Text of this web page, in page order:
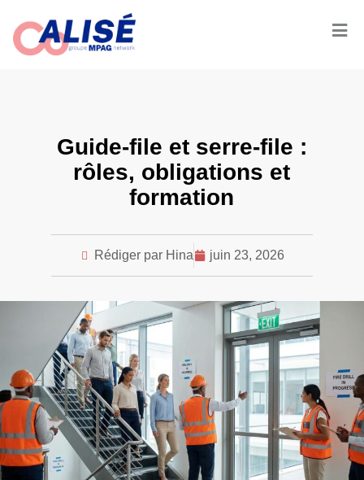
Guide-file et serre-file :
rôles, obligations et
formation
Rédiger par Hina juin 23, 2026